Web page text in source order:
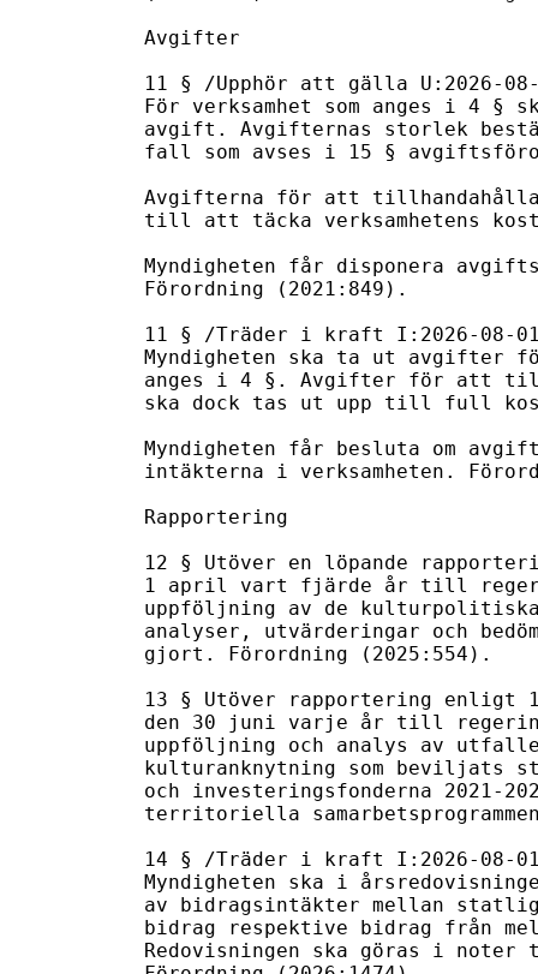
Avgifter
11 § /Upphör att gälla U:2026-
För verksamhet som anges i 4 §
avgift. Avgifternas storlek
fall som avses i 15 §
Avgifterna för att
till att täcka verksamhetens
Myndigheten får disponera
Förordning (2021:849).
11 § /Träder i kraft I:2026-08-
Myndigheten ska ta ut avgifter
anges i 4 §. Avgifter för att
ska dock tas ut upp till full
Myndigheten får besluta om
intäkterna i verksamheten.
Rapportering
12 § Utöver en löpande
1 april vart fjärde år till
uppföljning av de
analyser, utvärderingar och
gjort. Förordning (2025:554).
13 § Utöver rapportering enligt
den 30 juni varje år till
uppföljning och analys av
kulturanknytning som beviljats
och investeringsfonderna 2021-
territoriella
14 § /Träder i kraft I:2026-08-
Myndigheten ska i
av bidragsintäkter mellan
bidrag respektive bidrag från
Redovisningen ska göras i